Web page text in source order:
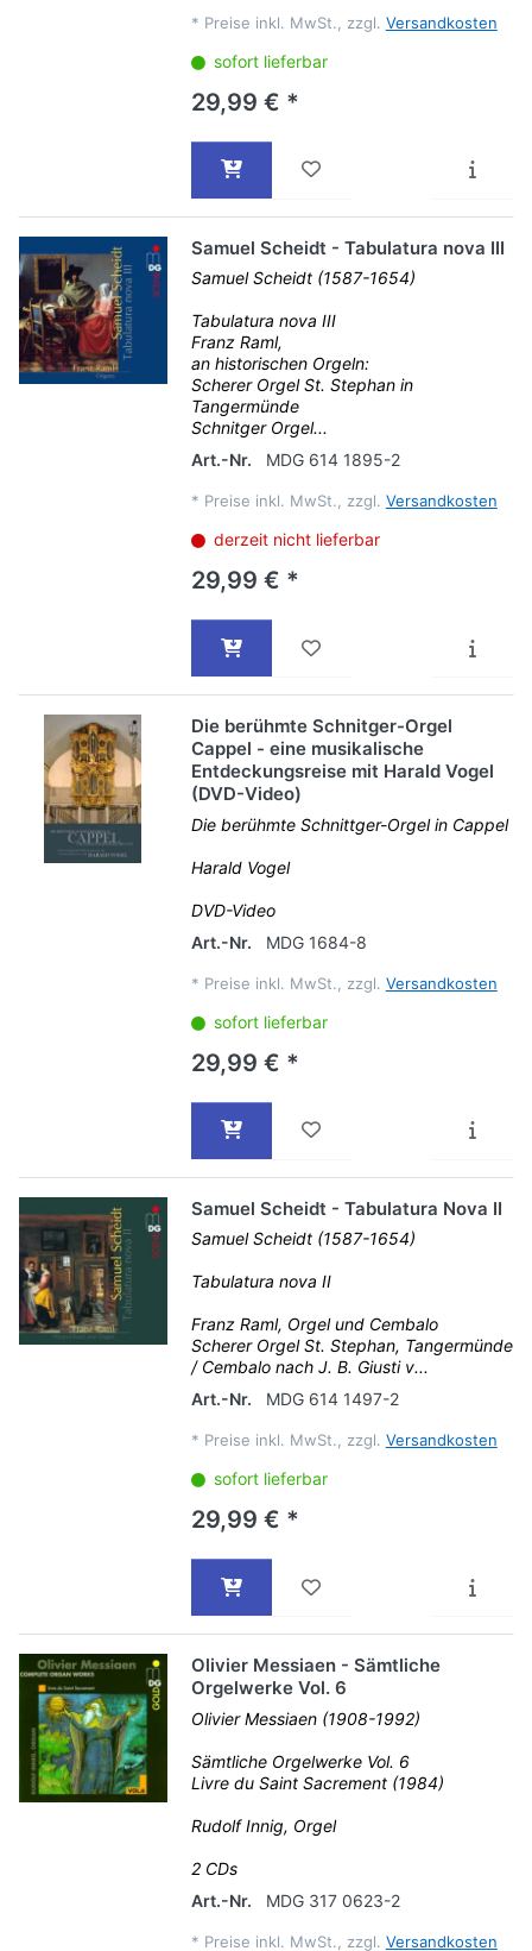
* Preise inkl. MwSt., zzgl. Versandkosten
sofort lieferbar
29,99 € *
Samuel Scheidt - Tabulatura nova III
Samuel Scheidt (1587-1654)
Tabulatura nova III
Franz Raml,
an historischen Orgeln:
Scherer Orgel St. Stephan in
Tangermünde
Schnitger Orgel...
Art.-Nr.
MDG 614 1895-2
* Preise inkl. MwSt., zzgl. Versandkosten
derzeit nicht lieferbar
29,99 € *
Die berühmte Schnitger-Orgel
Cappel - eine musikalische
Entdeckungsreise mit Harald Vogel
(DVD-Video)
Die berühmte Schnittger-Orgel in Cappel
Harald Vogel
DVD-Video
Art.-Nr.
MDG 1684-8
* Preise inkl. MwSt., zzgl. Versandkosten
sofort lieferbar
29,99 € *
Samuel Scheidt - Tabulatura Nova II
Samuel Scheidt (1587-1654)
Tabulatura nova II
Franz Raml, Orgel und Cembalo
Scherer Orgel St. Stephan, Tangermünde
/ Cembalo nach J. B. Giusti v...
Art.-Nr.
MDG 614 1497-2
* Preise inkl. MwSt., zzgl. Versandkosten
sofort lieferbar
29,99 € *
Olivier Messiaen - Sämtliche
Orgelwerke Vol. 6
Olivier Messiaen (1908-1992)
Sämtliche Orgelwerke Vol. 6
Livre du Saint Sacrement (1984)
Rudolf Innig, Orgel
2 CDs
Art.-Nr.
MDG 317 0623-2
* Preise inkl. MwSt., zzgl. Versandkosten